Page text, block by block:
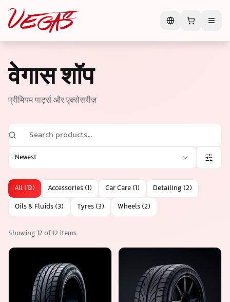
वेगास शॉप
प्रीमियम पार्ट्स और एक्सेसरीज़
Newest
All(12) Accessories(1) Car Care(1) Detailing (2)
Oils & Fluids(3) Tyres(3) Wheels(2)
Showing12of12 items